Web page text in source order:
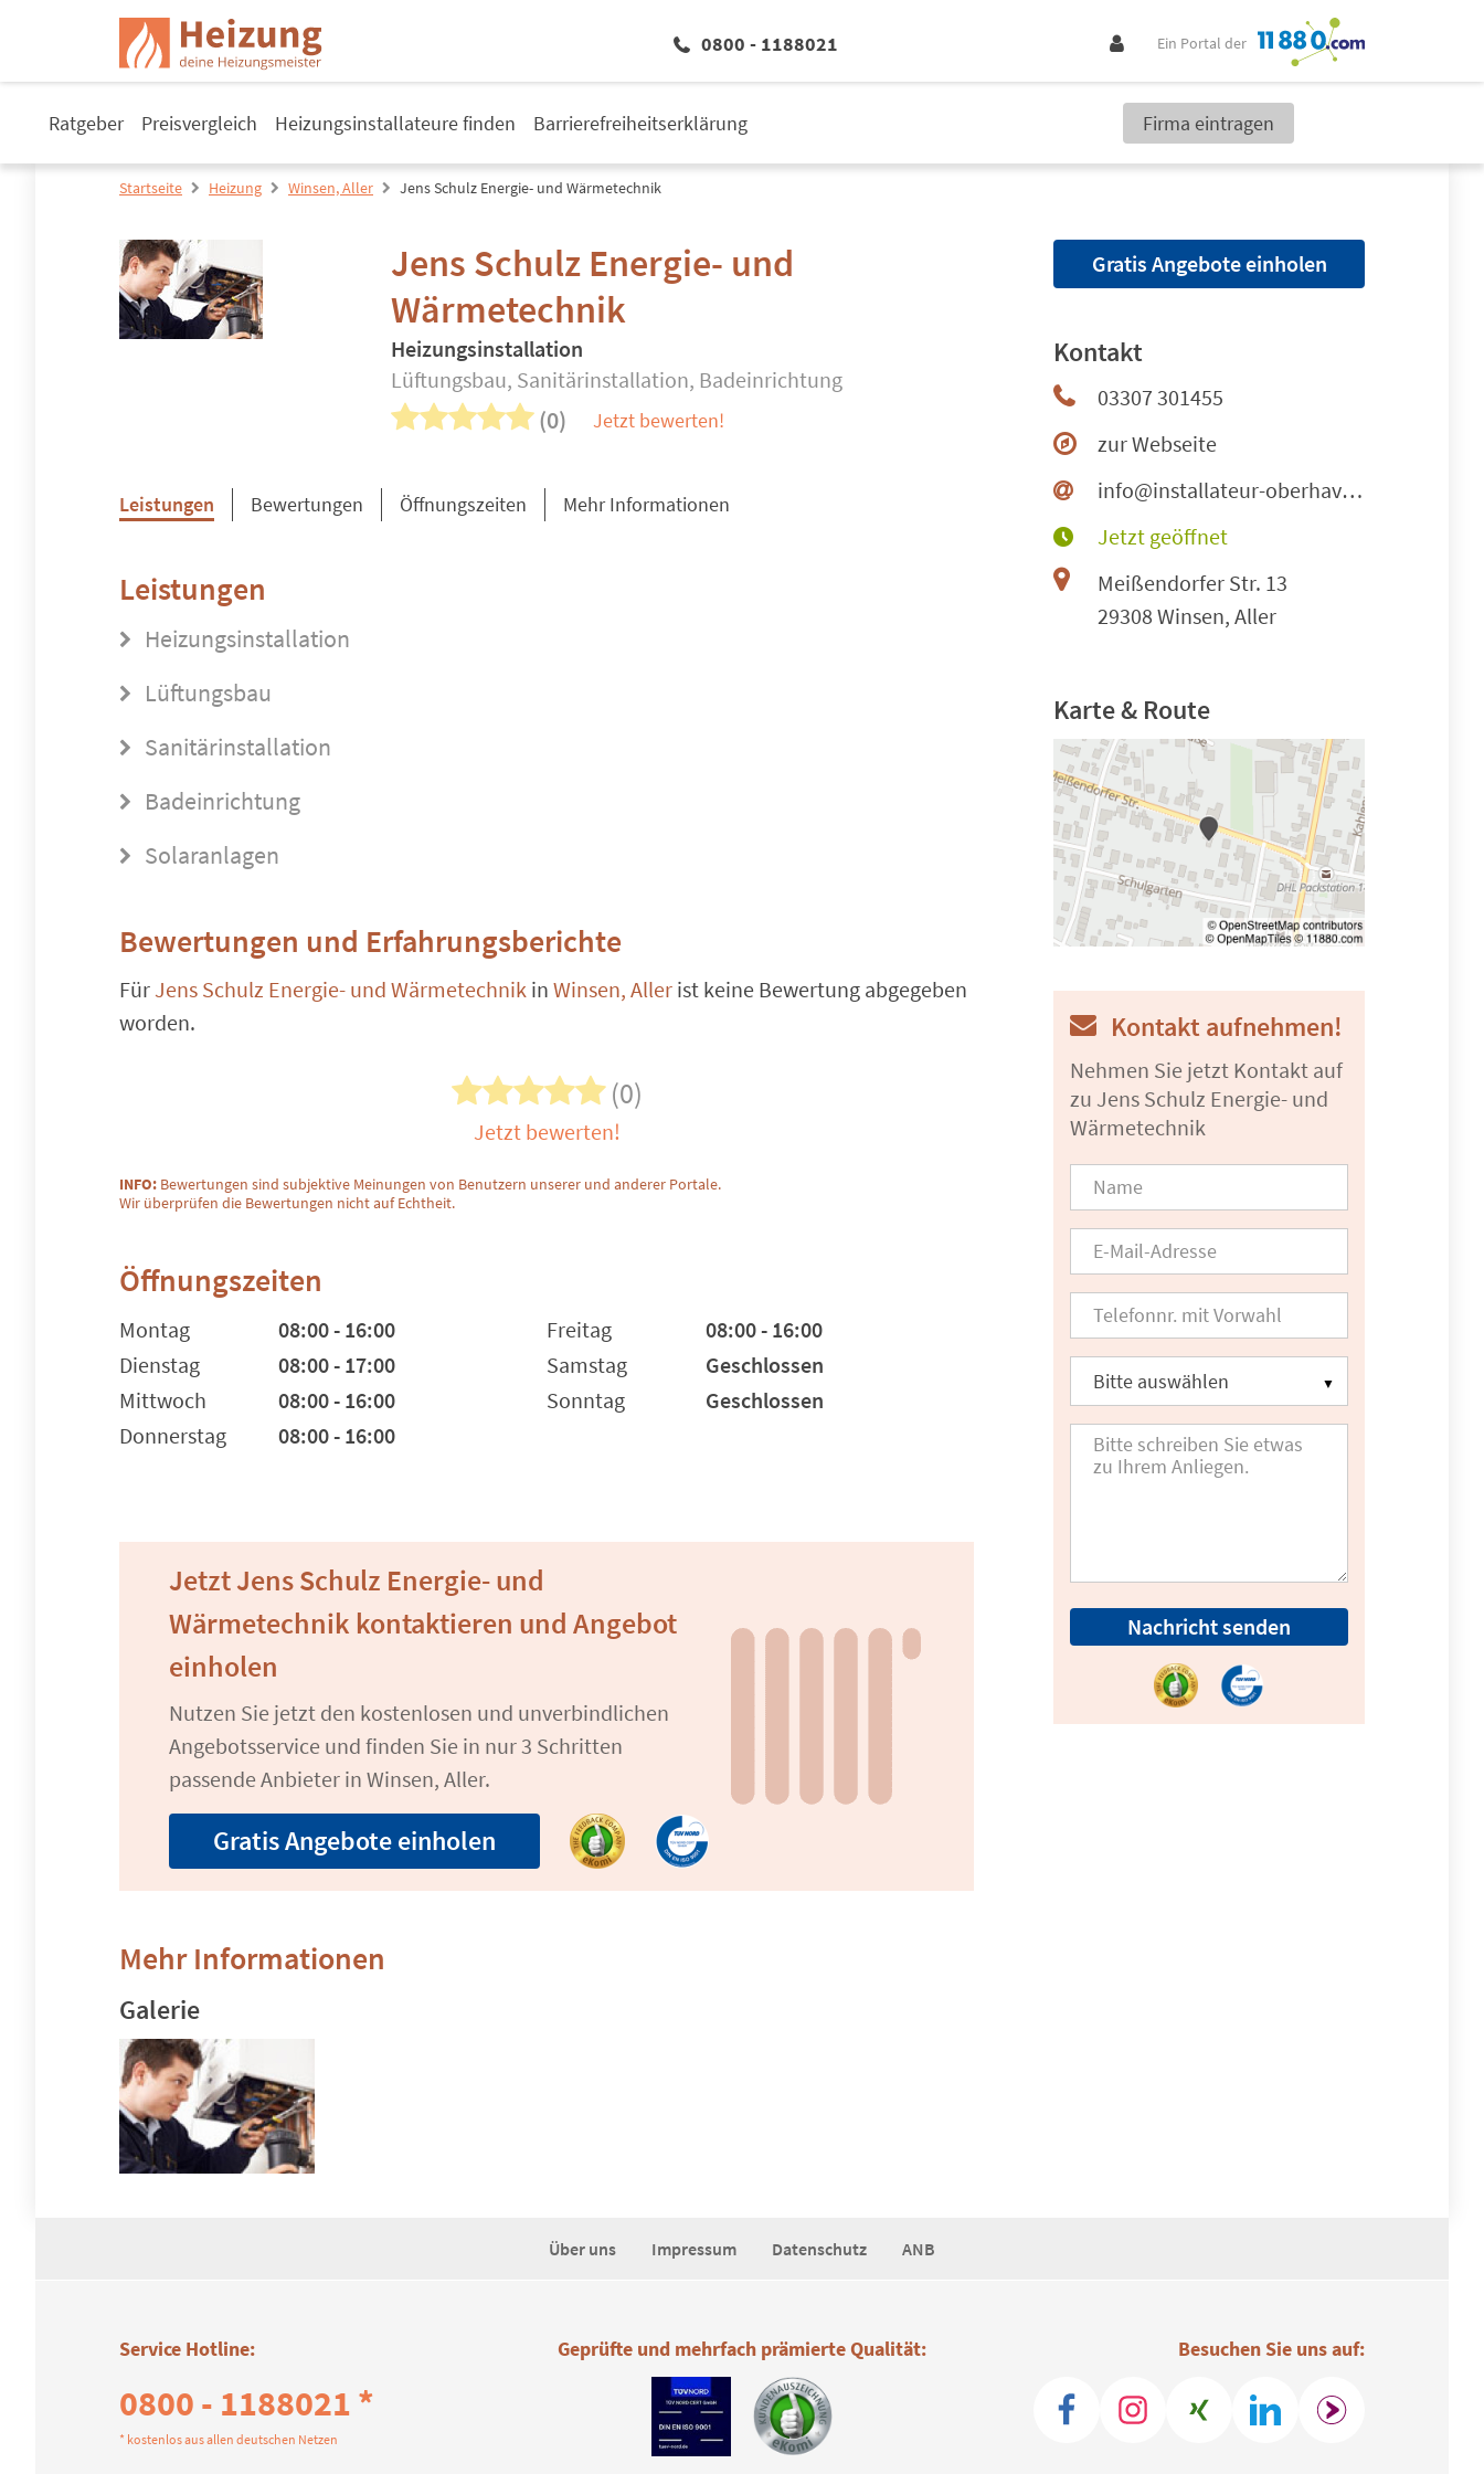
0800 - 1188021 Ein Portal der
Ratgeber Preisvergleich Heizungsinstallateure finden Barrierefreiheitserklärung Firma eintragen
Startseite Heizung Winsen, Aller Jens Schulz Energie- und Wärmetechnik
Jens Schulz Energie- und
Wärmetechnik
Heizungsinstallation
Lüftungsbau, Sanitärinstallation, Badeinrichtung
(0) Jetzt bewerten!
Leistungen Bewertungen Öffnungszeiten Mehr Informationen
Leistungen
Heizungsinstallation
Lüftungsbau
Sanitärinstallation
Badeinrichtung
Solaranlagen
Bewertungen und Erfahrungsberichte
FürJens Schulz Energie- und Wärmetechnik in Winsen, Aller ist keine Bewertung abgegeben
worden.
(0)
Jetzt bewerten!
INFO: Bewertungen sind subjektive Meinungen von Benutzern unserer und anderer Portale.
Wir überprüfen die Bewertungen nicht auf Echtheit.
Öffnungszeiten
Montag
08:00 - 16:00
Dienstag
08:00 - 17:00
Mittwoch
08:00 - 16:00
Donnerstag
08:00 - 16:00
Freitag
08:00 - 16:00
Samstag
Geschlossen
Sonntag
Geschlossen
Jetzt Jens Schulz Energie- und
Wärmetechnik kontaktieren und Angebot
einholen
Nutzen Sie jetzt den kostenlosen und unverbindlichen
Angebotsservice und finden Sie in nur 3 Schritten
passende Anbieter in Winsen, Aller.
Gratis Angebote einholen
Mehr Informationen
Galerie
Gratis Angebote einholen
Kontakt
03307 301455
zur Webseite
info@installateur-oberhavel.de
Jetzt geöffnet
Meißendorfer Str. 13
29308 Winsen, Aller
Karte & Route
Kontakt aufnehmen!
Nehmen Sie jetzt Kontakt auf
zu Jens Schulz Energie- und
Wärmetechnik
Nachricht senden
Über uns Impressum Datenschutz ANB
Service Hotline:
0800 - 1188021 *
* kostenlos aus allen deutschen Netzen
Besuchen Sie uns auf:
Geprüfte und mehrfach prämierte Qualität: